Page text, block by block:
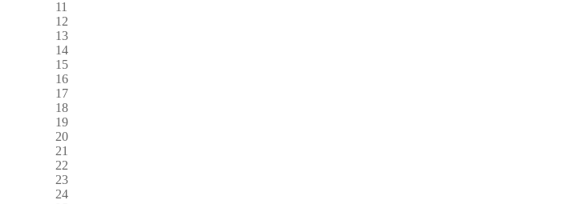
11
12
13
14
15
16
17
18
19
20
21
22
23
24